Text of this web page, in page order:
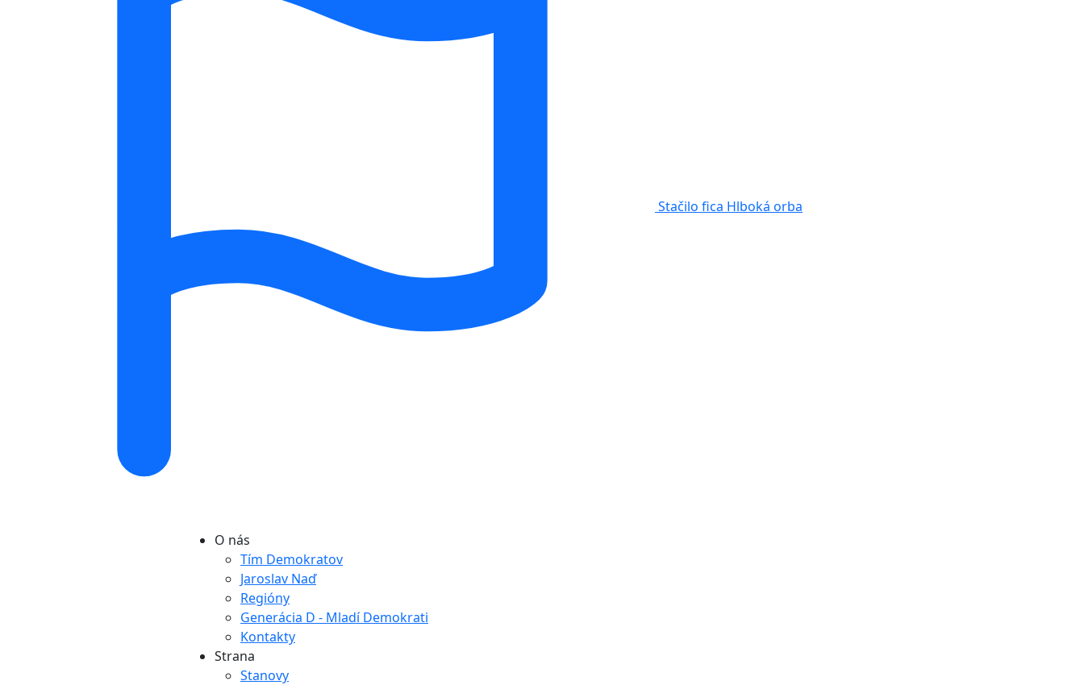
Stačilo fica Hlboká orba
O nás
Tím Demokratov
Jaroslav Naď
Regióny
Generácia D - Mladí Demokrati
Kontakty
Strana
Stanovy